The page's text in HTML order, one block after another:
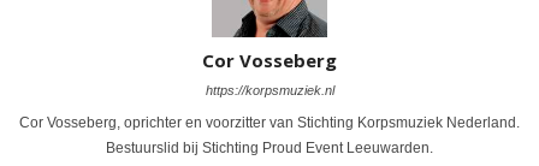
Cor Vosseberg
https://korpsmuziek.nl
Cor Vosseberg, oprichter en voorzitter van Stichting Korpsmuziek Nederland.
Bestuurslid bij Stichting Proud Event Leeuwarden.